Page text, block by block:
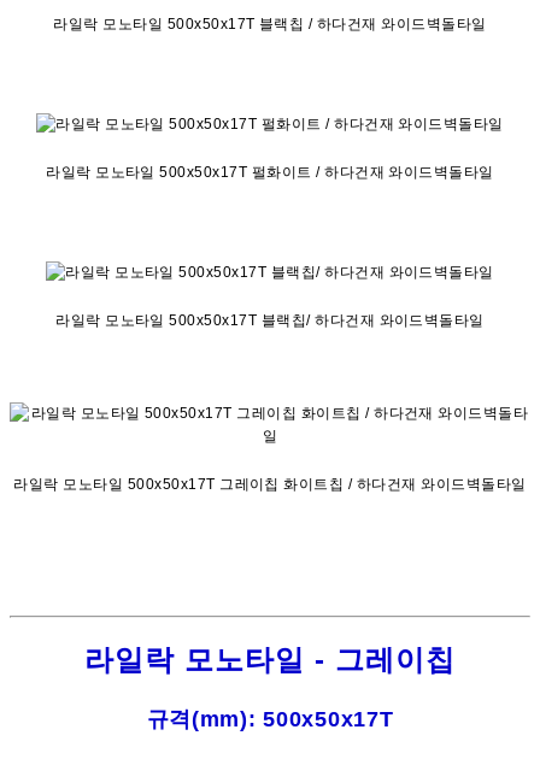
라일락 모노타일 500x50x17T 블랙칩 / 하다건재 와이드벽돌타일
라일락 모노타일 500x50x17T 펄화이트 / 하다건재 와이드벽돌타일
라일락 모노타일 500x50x17T 블랙칩/ 하다건재 와이드벽돌타일
라일락 모노타일 500x50x17T 그레이칩 화이트칩 / 하다건재 와이드벽돌타일
라일락 모노타일 - 그레이칩
규격(mm): 500x50x17T